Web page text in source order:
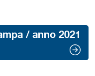
/ anno 2021